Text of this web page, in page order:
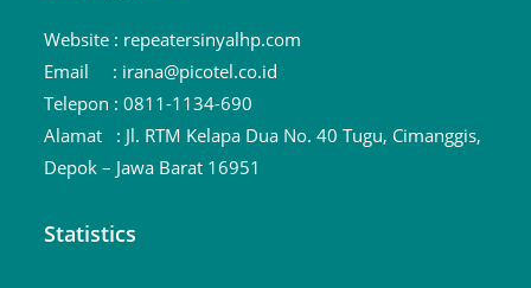
Website : repeatersinyalhp.com
Email : irana@picotel.co.id
Telepon :0811-1134-690
Alamat : Jl. RTM Kelapa Dua No. 40 Tugu, Cimanggis,
Depok – Jawa Barat 16951
Statistics